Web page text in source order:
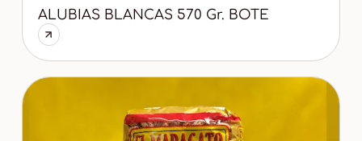
ALUBIAS BLANCAS 570 Gr. BOTE